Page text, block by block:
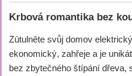
Krbová romantika bez
Zútulněte svůj domov
ekonomický, zahřeje a je
bez zbytečného štípání dřeva,